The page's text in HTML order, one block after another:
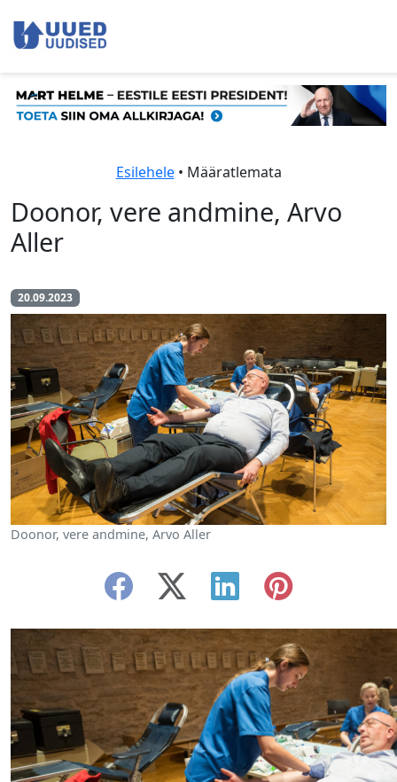
Esilehele• Määratlemata
Doonor, vere andmine, Arvo
Aller
20.09.2023
Doonor, vere andmine, Arvo Aller